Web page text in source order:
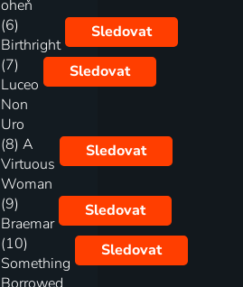
oheň
(6)
Birthright
Sledovat
(7)
Luceo
Non
Uro
Sledovat
(8) A
Virtuous
Woman
Sledovat
(9)
Braemar
Sledovat
(10)
Something
Sledovat